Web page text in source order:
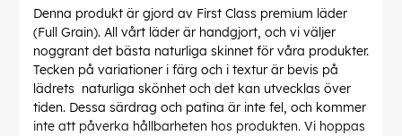
Denna produkt är gjord av First Class premium läder
(Full Grain). All vårt läder är handgjort, och vi väljer
noggrant det bästa naturliga skinnet för våra produkter.
Tecken på variationer i färg och i textur är bevis på
lädrets naturliga skönhet och det kan utvecklas över
tiden. Dessa särdrag och patina är inte fel, och kommer
inte att påverka hållbarheten hos produkten. Vi hoppas